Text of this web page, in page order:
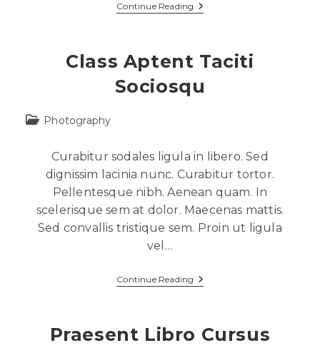
Continue Reading
Class Aptent Taciti
Sociosqu
Photography
Curabitur sodales ligula in libero. Sed
dignissim lacinia nunc. Curabitur tortor.
Pellentesque nibh. Aenean quam. In
scelerisque sem at dolor. Maecenas mattis.
Sed convallis tristique sem. Proin ut ligula
vel…
Continue Reading
Praesent Libro Cursus